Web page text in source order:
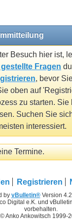
Besuch hier ist,
Fragen
, bevor
oben auf
zu starten. Sie
Suchen Sie
interessiert.
Termine.
Registrieren
by vBulletin®Version
Digital e.K. und
vorbehalten.
© Anko Ankowitsch 1999-